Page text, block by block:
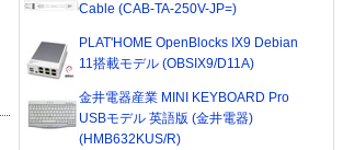
Cable (CAB-TA-250V-JP=)
PLAT'HOME OpenBlocks IX9 Debian
11搭載モデル (OBSIX9/D11A)
金井電器産業 MINI KEYBOARD Pro
USBモデル 英語版 (金井電器)
(HMB632KUS/R)